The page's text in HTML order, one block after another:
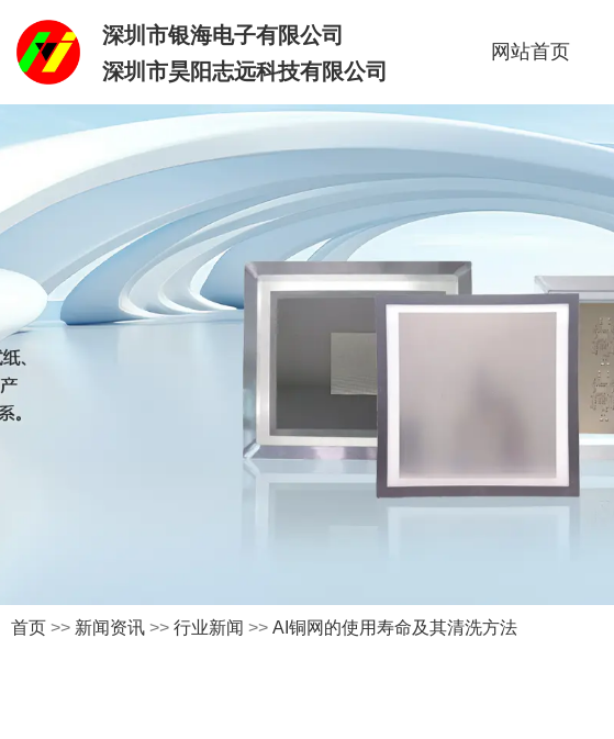
深圳市银海电子有限公司
深圳市昊阳志远科技有限公司
网站首页
首页 >> 新闻资讯 >> 行业新闻 >> AI铜网的使用寿命及其清洗方法